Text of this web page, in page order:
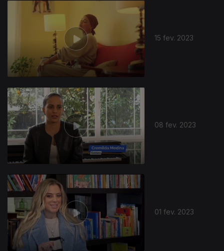
15 fev. 2023
08 fev. 2023
01 fev. 2023